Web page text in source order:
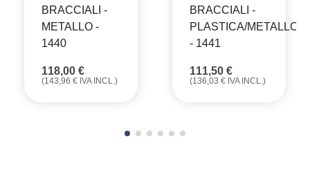
BRACCIALI -
METALLO -
1440
118,00 €
(143,96 € IVA INCL.)
BRACCIALI -
PLASTICA/METALLO
- 1441
111,50 €
(136,03 € IVA INCL.)